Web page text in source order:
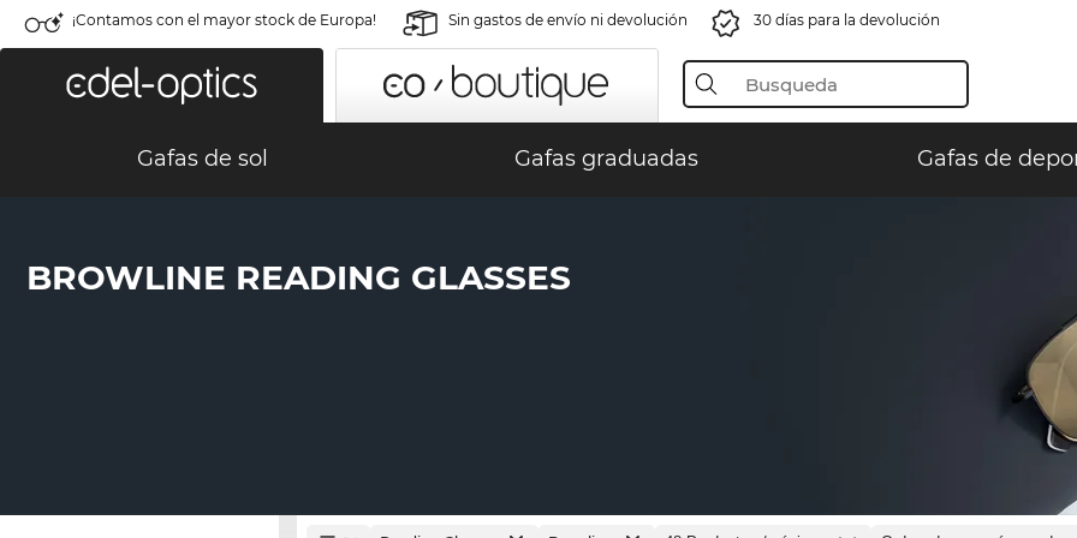
¡Contamos con el mayor stock de Europa! Sin gastos de envío ni devolución 30 días para la devolución
Gafas de sol Gafas graduadas Gafas de
BROWLINE READING GLASSES